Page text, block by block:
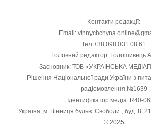
Контакти редакції:
Email:
Тел:+38 098 031 08 61
Головний редактор: Голошивець
Засновник: ТОВ «УКРАЇНСЬКА
Рішення Національної ради України з
радіомовлення №1639
Ідентифікатор медіа: R40-
Україна, м. Вінниця бульв. Свободи , буд. 8,
© 2025